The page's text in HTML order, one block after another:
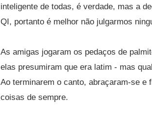
inteligente de todas, é verdade, mas a
QI, portanto é melhor não julgarmos
As amigas jogaram os pedaços de
elas presumiram que era latim - mas
Ao terminarem o canto, abraçaram-se e
coisas de sempre.